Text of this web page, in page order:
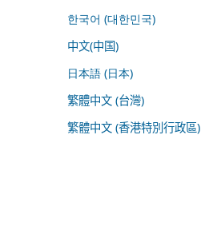
한국어 (대한민국)
中文(中国)
日本語 (日本)
繁體中文 (台灣)
繁體中文 (香港特別行政區)